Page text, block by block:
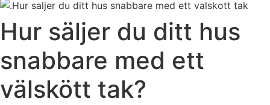
Hur säljer du ditt hus
snabbare med ett
välskött tak?